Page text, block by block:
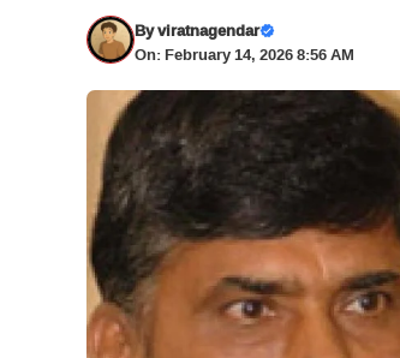
Byviratnagendar
On: February 14, 2026 8:56 AM